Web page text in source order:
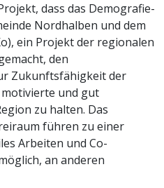
dass das Demografie-
Nordhalben und dem
ein Projekt der regionalen
den
Zukunftsfähigkeit der
und gut
zu halten. Das
führen zu einer
Arbeiten und Co-
an anderen